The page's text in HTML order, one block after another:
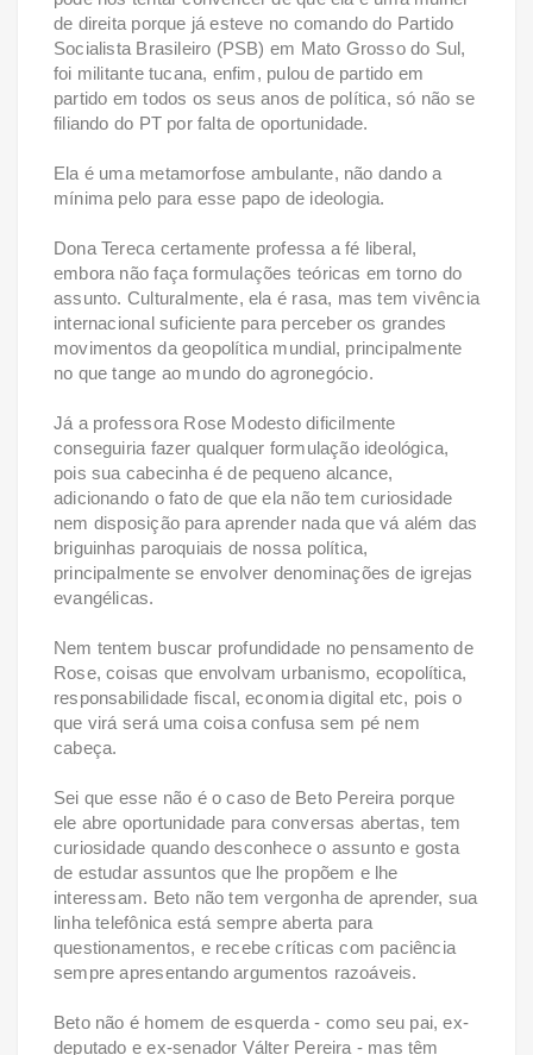
de direita porque já esteve no comando do Partido
Socialista Brasileiro (PSB) em Mato Grosso do Sul,
foi militante tucana, enfim, pulou de partido em
partido em todos os seus anos de política, só não se
filiando do PT por falta de oportunidade.
Ela é uma metamorfose ambulante, não dando a
mínima pelo para esse papo de ideologia.
Dona Tereca certamente professa a fé liberal,
embora não faça formulações teóricas em torno do
assunto. Culturalmente, ela é rasa, mas tem vivência
internacional suficiente para perceber os grandes
movimentos da geopolítica mundial, principalmente
no que tange ao mundo do agronegócio.
Já a professora Rose Modesto dificilmente
conseguiria fazer qualquer formulação ideológica,
pois sua cabecinha é de pequeno alcance,
adicionando o fato de que ela não tem curiosidade
nem disposição para aprender nada que vá além das
briguinhas paroquiais de nossa política,
principalmente se envolver denominações de igrejas
evangélicas.
Nem tentem buscar profundidade no pensamento de
Rose, coisas que envolvam urbanismo, ecopolítica,
responsabilidade fiscal, economia digital etc, pois o
que virá será uma coisa confusa sem pé nem
cabeça.
Sei que esse não é o caso de Beto Pereira porque
ele abre oportunidade para conversas abertas, tem
curiosidade quando desconhece o assunto e gosta
de estudar assuntos que lhe propõem e lhe
interessam. Beto não tem vergonha de aprender, sua
linha telefônica está sempre aberta para
questionamentos, e recebe críticas com paciência
sempre apresentando argumentos razoáveis.
Beto não é homem de esquerda - como seu pai, ex-
deputado e ex-senador Válter Pereira - mas têm